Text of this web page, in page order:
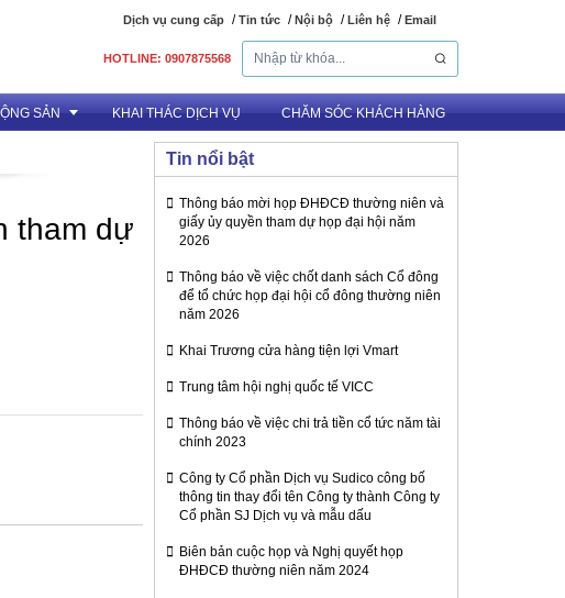
Dịch vụ cung cấp Tin tức Nội bộ Liên hệ Email
HOTLINE: 0907875568
SẢN KHAI THÁC DỊCH VỤ CHĂM SÓC KHÁCH HÀNG
tham dự
Tin nổi bật
Thông báo mời họp ĐHĐCĐ thường niên và
giấy ủy quyền tham dự họp đại hội năm
2026
Thông báo về việc chốt danh sách Cổ đông
để tổ chức họp đại hội cổ đông thường niên
năm 2026
Khai Trương cửa hàng tiện lợi Vmart
Trung tâm hội nghị quốc tế VICC
Thông báo về việc chi trả tiền cổ tức năm tài
chính 2023
Công ty Cổ phần Dịch vụ Sudico công bố
thông tin thay đổi tên Công ty thành Công ty
Cổ phần SJ Dịch vụ và mẫu dấu
Biên bản cuộc họp và Nghị quyết họp
ĐHĐCĐ thường niên năm 2024